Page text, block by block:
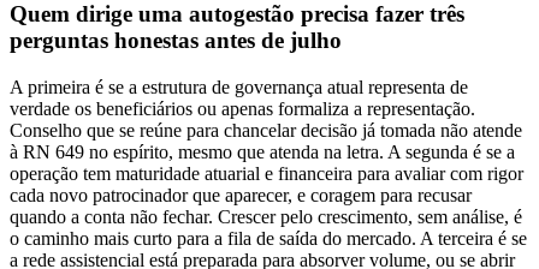
Quem dirige uma autogestão precisa fazer três
perguntas honestas antes de julho
A primeira é se a estrutura de governança atual representa de
verdade os beneficiários ou apenas formaliza a representação.
Conselho que se reúne para chancelar decisão já tomada não atende
à RN 649 no espírito, mesmo que atenda na letra. A segunda é se a
operação tem maturidade atuarial e financeira para avaliar com rigor
cada novo patrocinador que aparecer, e coragem para recusar
quando a conta não fechar. Crescer pelo crescimento, sem análise, é
o caminho mais curto para a fila de saída do mercado. A terceira é se
a rede assistencial está preparada para absorver volume, ou se abrir